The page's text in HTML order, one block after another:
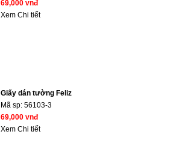
69,000 vnđ
Xem Chi tiết
Giấy dán tường Feliz
Mã sp: 56103-3
69,000 vnđ
Xem Chi tiết